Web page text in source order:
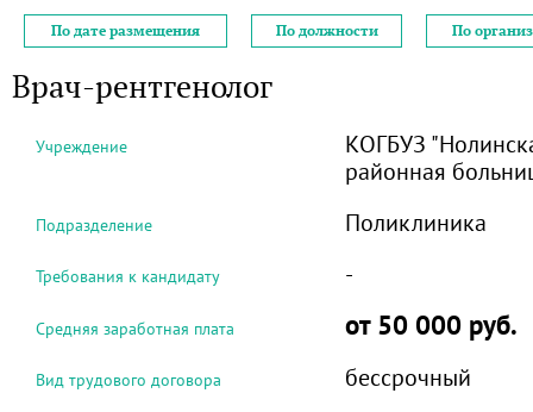
По дате размещения По должности По
Врач-рентгенолог
Учреждение
КОГБУЗ
районная
Подразделение Поликлиника
Требования к кандидату -
Средняя заработная плата от 50 000 руб.
Вид трудового договора бессрочный